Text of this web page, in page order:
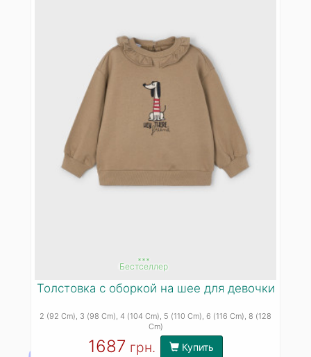
***
Бестселлер
Толстовка с оборкой на шее для девочки
2 (92 Cm) , 3 (98 Cm) , 4 (104 Cm) , 5 (110 Cm) , 6 (116 Cm) , 8 (128
Cm)
1687 грн. Купить